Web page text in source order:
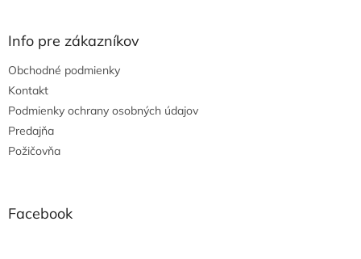
Info pre zákazníkov
Obchodné podmienky
Kontakt
Podmienky ochrany osobných údajov
Predajňa
Požičovňa
Facebook